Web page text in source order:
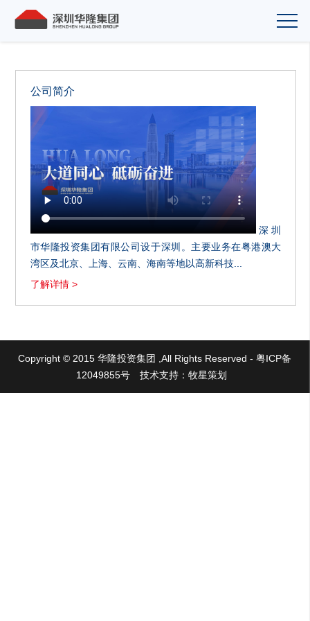
公司简介
深圳
市华隆投资集团有限公司设于深圳。主要业务在粤港澳大
湾区及北京、上海、云南、海南等地以高新科技...
了解详情 >
Copyright © 2015 华隆投资集团 ,All Rights Reserved - 粤ICP备
12049855号
技术支持：牧星策划